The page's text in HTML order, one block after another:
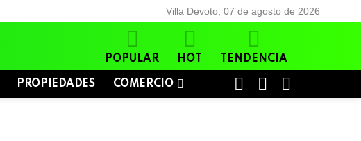
Villa Devoto, 07 de agosto de 2026
POPULAR HOT TENDENCIA
PROPIEDADES COMERCIO
SWITCH